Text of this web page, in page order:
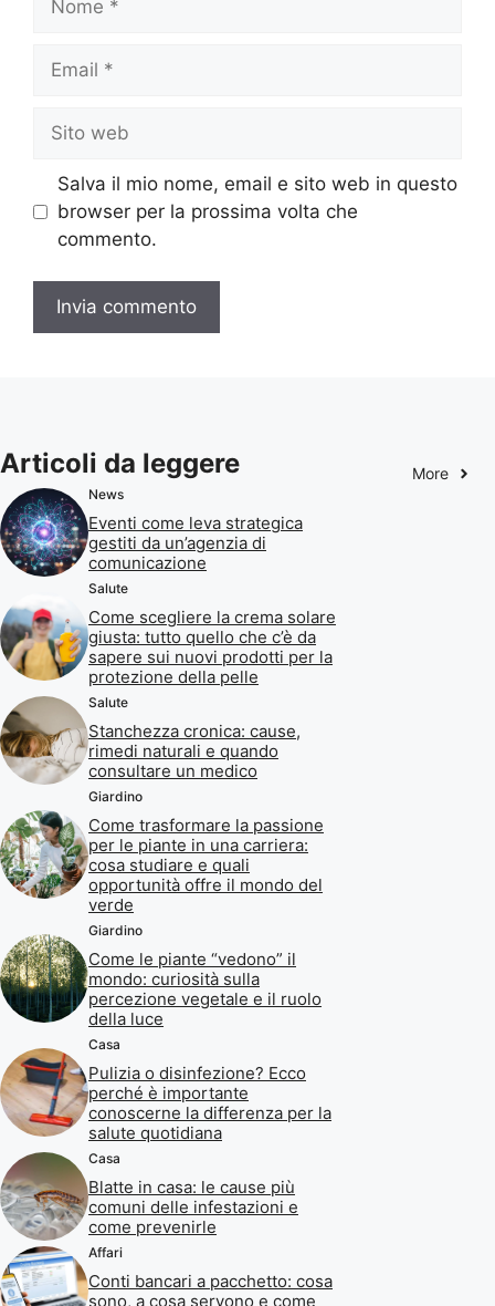
web
Salva il mio nome, email e sito web in questo
browser per la prossima volta che
commento.
Articoli da leggere More
News
Eventi come leva strategica
gestiti da un’agenzia di
comunicazione
Salute
Come scegliere la crema solare
giusta: tutto quello che c’è da
sapere sui nuovi prodotti per la
protezione della pelle
Salute
Stanchezza cronica: cause,
rimedi naturali e quando
consultare un medico
Giardino
Come trasformare la passione
per le piante in una carriera:
cosa studiare e quali
opportunità offre il mondo del
verde
Giardino
Come le piante “vedono” il
mondo: curiosità sulla
percezione vegetale e il ruolo
della luce
Casa
Pulizia o disinfezione? Ecco
perché è importante
conoscerne la differenza per la
salute quotidiana
Casa
Blatte in casa: le cause più
comuni delle infestazioni e
come prevenirle
Affari
Conti bancari a pacchetto: cosa
sono, a cosa servono e come